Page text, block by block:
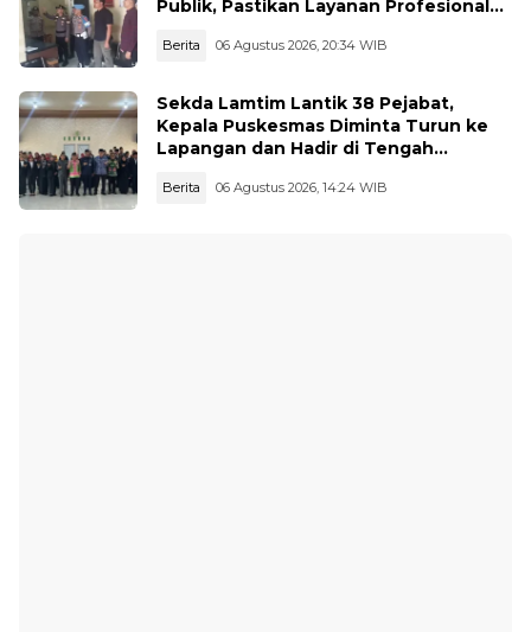
Publik, Pastikan Layanan Profesional
Berita 06 Agustus 2026, 20:34 WIB
Sekda Lamtim Lantik 38 Pejabat,
Kepala Puskesmas Diminta Turun ke
Lapangan dan Hadir di Tengah
Berita 06 Agustus 2026, 14:24 WIB